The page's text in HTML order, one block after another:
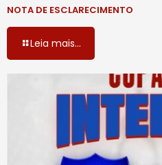
NOTA DE ESCLARECIMENTO
Leia mais...